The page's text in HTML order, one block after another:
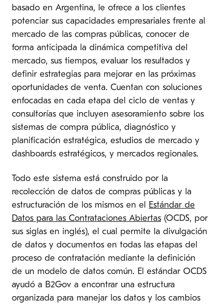
basado en Argentina, le ofrece a los clientes
potenciar sus capacidades empresariales frente al
mercado de las compras públicas, conocer de
forma anticipada la dinámica competitiva del
mercado, sus tiempos, evaluar los resultados y
definir estrategias para mejorar en las próximas
oportunidades de venta. Cuentan con soluciones
enfocadas en cada etapa del ciclo de ventas y
consultorías que incluyen asesoramiento sobre los
sistemas de compra pública, diagnóstico y
planificación estratégica, estudios de mercado y
dashboards estratégicos, y mercados regionales.
Todo este sistema está construido por la
recolección de datos de compras públicas y la
estructuración de los mismos en el Estándar de
Datos para las Contrataciones Abiertas (OCDS, por
sus siglas en inglés), el cual permite la divulgación
de datos y documentos en todas las etapas del
proceso de contratación mediante la definición
de un modelo de datos común. El estándar OCDS
ayudó a B2Gov a encontrar una estructura
organizada para manejar los datos y los cambios